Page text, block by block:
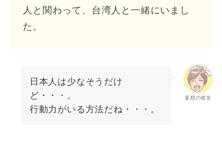
人と関わって、台湾人と一緒にいまし
た。
妄想の彼女
日本人は少なそうだけ
ど・・・。
行動力がいる方法だね・・・。